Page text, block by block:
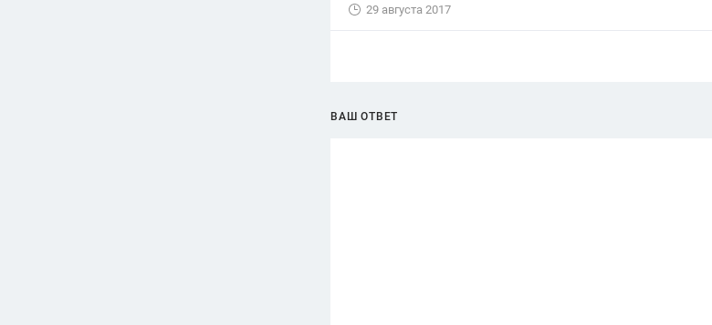
29 августа 2017
ВАШ ОТВЕТ